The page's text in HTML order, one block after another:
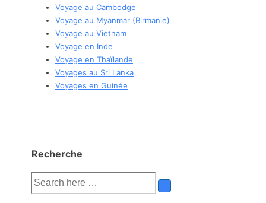
Voyage au Cambodge
Voyage au Myanmar (Birmanie)
Voyage au Vietnam
Voyage en Inde
Voyage en Thaïlande
Voyages au Sri Lanka
Voyages en Guinée
Recherche
Recherche
pour: